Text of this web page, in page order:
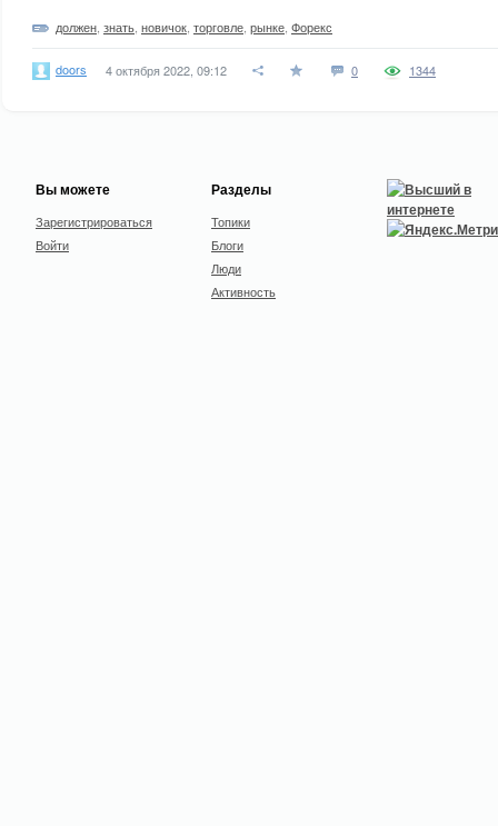
должен знать новичок торговле рынке Форекс
doors 4 октября 2022, 09:12 0 1344
Вы можете
Зарегистрироваться
Войти
Разделы
Топики
Блоги
Люди
Активность